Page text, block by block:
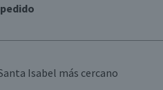
Isabel más cercano